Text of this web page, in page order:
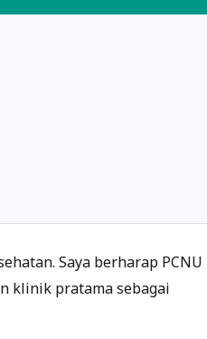
Saya berharap PCNU
klinik pratama sebagai